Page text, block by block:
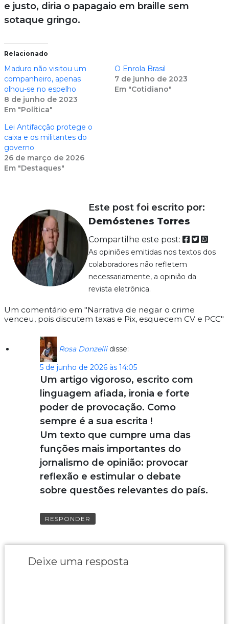
e justo, diria o papagaio em braille sem
sotaque gringo.
Relacionado
Maduro não visitou um
companheiro, apenas
olhou-se no espelho
8 de junho de 2023
Em "Política"
O Enrola Brasil
7 de junho de 2023
Em "Cotidiano"
Lei Antifacção protege o
caixa e os militantes do
governo
26 de março de 2026
Em "Destaques"
Este post foi escrito por:
Demóstenes Torres
Compartilhe este post:
As opiniões emitidas nos textos dos
colaboradores não refletem
necessariamente, a opinião da
revista eletrônica.
Um comentário em "Narrativa de negar o crime
venceu, pois discutem taxas e Pix, esquecem CV e PCC"
Rosa Donzelli disse:
5 de junho de 2026 às 14:05
Um artigo vigoroso, escrito com
linguagem afiada, ironia e forte
poder de provocação. Como
sempre é a sua escrita !
Um texto que cumpre uma das
funções mais importantes do
jornalismo de opinião: provocar
reflexão e estimular o debate
sobre questões relevantes do país.
RESPONDER
Deixe uma resposta